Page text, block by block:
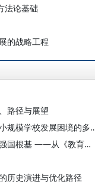
法论基础
的战略工程
路径与展望
赵丹：嵌入乡村的学校：嵌入性视
银晴：以语言文字事业高质量发展筑牢教育强国根基 ——从《教育发展“十五五”规划》看语言文字工作的时代使命
历史演进与优化路径